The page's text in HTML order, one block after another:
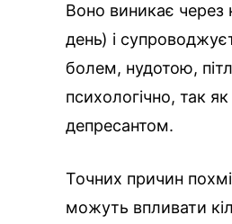
Воно виникає через
день) і
болем, нудотою,
психологічно, так
депресантом.
Точних причин
можуть впливати